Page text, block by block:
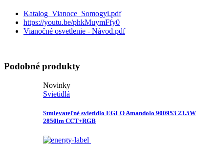
Katalog_Vianoce_Somogyi.pdf
https://youtu.be/phkMuymFfy0
Vianočné osvetlenie - Návod.pdf
Podobné produkty
Novinky
Svietidlá
Stmievateľné svietidlo EGLO Amandolo 900953 23.5W
2850lm CCT+RGB